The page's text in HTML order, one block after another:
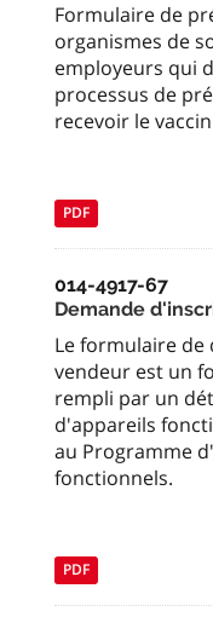
Formulaire de
organismes de
employeurs qui
processus de
recevoir le
PDF
014-4917-67
Demande
Le formulaire
vendeur est un
rempli par un
d'appareils
au Programme
fonctionnels.
PDF